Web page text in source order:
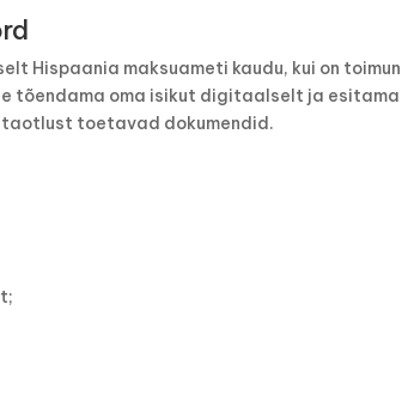
Hispaania maksuameti kaudu, kui on
tõendama oma isikut digitaalselt ja esitama
taotlust toetavad dokumendid.